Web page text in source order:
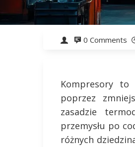
0 Comments
Kompresory to
poprzez
zasadzie
przemysłu po
różnych